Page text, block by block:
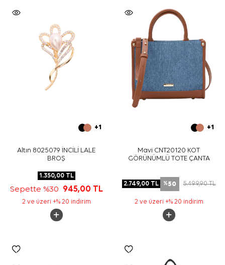
+1
Altın 8025079 İNCİLİ LALE
BROŞ
1.350,00TL
Sepette %30 945,00 TL
2 ve üzeri +% 20 indirim
+1
Mavi CNT20120 KOT
GÖRÜNÜMLÜ TOTE ÇANTA
2.749,00TL %50 5.499,90TL
2 ve üzeri +% 20 indirim